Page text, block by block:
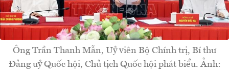
Ông Trần Thanh Mẫn, Uỷ viên Bộ Chính trị, Bí thư
Đảng uỷ Quốc hội, Chủ tịch Quốc hội phát biểu. Ảnh: